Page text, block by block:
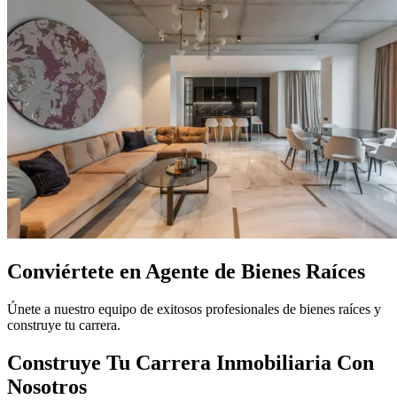
Conviértete en Agente de Bienes Raíces
Únete a nuestro equipo de exitosos profesionales de bienes raíces y
construye tu carrera.
Construye Tu Carrera Inmobiliaria Con
Nosotros